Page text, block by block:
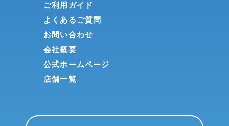
ご利用ガイド
よくあるご質問
お問い合わせ
会社概要
公式ホームページ
店舗一覧